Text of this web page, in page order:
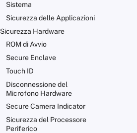
Sistema
Sicurezza delle Applicazioni
Sicurezza Hardware
ROM di Avvio
Secure Enclave
Touch ID
Disconnessione del
Microfono Hardware
Secure Camera Indicator
Sicurezza del Processore
Periferico